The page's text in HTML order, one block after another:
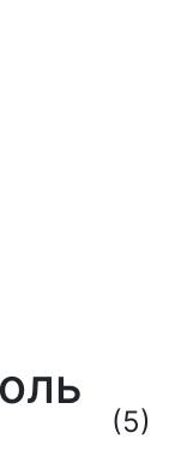
(5)